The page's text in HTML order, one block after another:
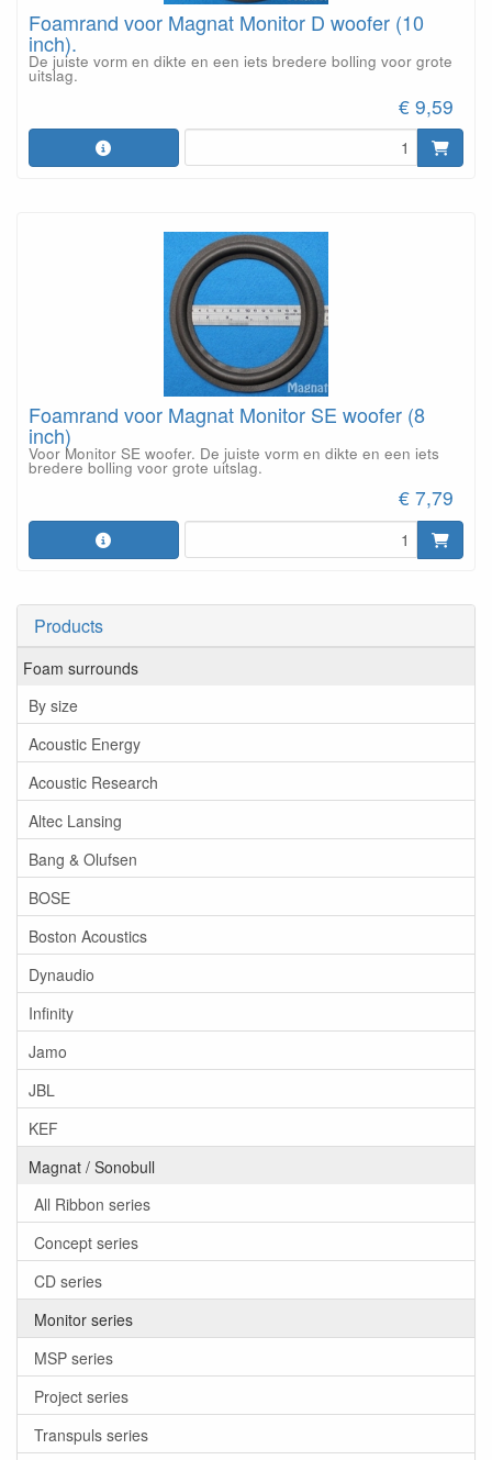
Products
Foam surrounds
By size
Acoustic Energy
Acoustic Research
Altec Lansing
Bang & Olufsen
BOSE
Boston Acoustics
Dynaudio
Infinity
Jamo
JBL
KEF
Magnat / Sonobull
All Ribbon series
Concept series
CD series
Monitor series
MSP series
Project series
Transpuls series
Foamrand voor Magnat Monitor D woofer (10
inch).
De juiste vorm en dikte en een iets bredere bolling voor grote
uitslag.
€ 9,59
Foamrand voor Magnat Monitor SE woofer (8
inch)
Voor Monitor SE woofer. De juiste vorm en dikte en een iets
bredere bolling voor grote uitslag.
€ 7,79